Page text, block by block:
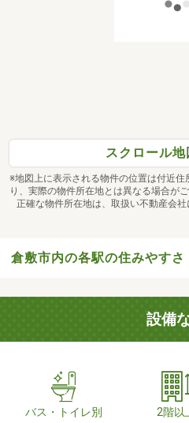
スクロール地
※地図上に表示される物件の位置は付近
り、実際の物件所在地とは異なる場合がご
正確な物件所在地は、取扱い不動産会社
倉敷市内の各駅の住みやすさ
設備
バス・トイレ別 2階以